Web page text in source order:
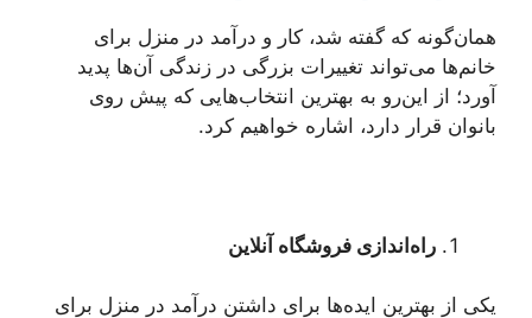
همان‌گونه که گفته شد، کار و درآمد در منزل برای
خانم‌ها می‌تواند تغییرات بزرگی در زندگی آن‌ها پدید
آورد؛ از این‌رو به بهترین انتخاب‌هایی که پیش روی
بانوان قرار دارد، اشاره خواهیم کرد.
راه‌اندازی فروشگاه آنلاین
یکی از بهترین ایده‌ها برای داشتن درآمد در منزل برای